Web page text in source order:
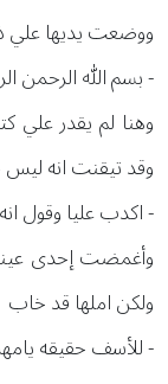
ووضعت يديها علي
- بسم الله الرحمن
وهنا لم يقدر
وقد تيقنت انه
- اكدب عليا وقول
وأغمضت إحدى
ولكن املها قد خاب
- للأسف حقيقه